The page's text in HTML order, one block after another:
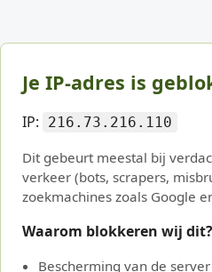
Je IP-adres is
IP: 216.73.216.110
Dit gebeurt meestal bij
verkeer (bots, scrapers,
zoekmachines zoals Google
Waarom blokkeren wij dit?
Bescherming van de